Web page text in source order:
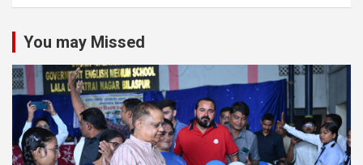
You may Missed